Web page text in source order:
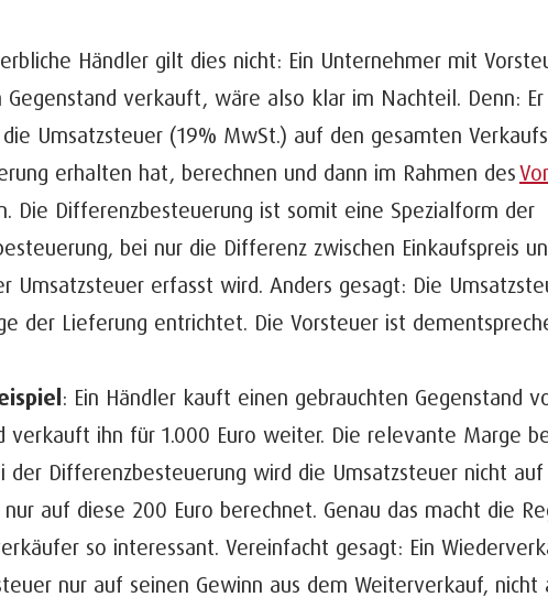
Händler gilt dies nicht: Ein Unternehmer mit
Gegenstand verkauft, wäre also klar im Nachteil. Denn:
Umsatzsteuer (19% MwSt.) auf den gesamten
erhalten hat, berechnen und dann im Rahmen des
Die Differenzbesteuerung ist somit eine Spezialform der
bei nur die Differenz zwischen Einkaufspreis
Umsatzsteuer erfasst wird. Anders gesagt: Die
der Lieferung entrichtet. Die Vorsteuer ist
: Ein Händler kauft einen gebrauchten Gegenstand
verkauft ihn für 1.000 Euro weiter. Die relevante Marge
der Differenzbesteuerung wird die Umsatzsteuer nicht auf
nur auf diese 200 Euro berechnet. Genau das macht die
so interessant. Vereinfacht gesagt: Ein
nur auf seinen Gewinn aus dem Weiterverkauf,